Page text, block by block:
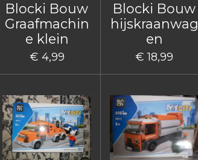
Blocki Bouw
Graafmachin
e klein
€ 4,99
Blocki Bouw
hijskraanwag
en
€ 18,99